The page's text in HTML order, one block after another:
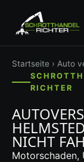
Startseite › Auto
RICHTER
NICHT
Motorschaden,